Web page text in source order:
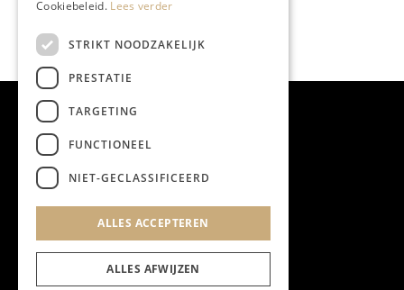
Cookiebeleid. Lees verder
STRIKT NOODZAKELIJK
PRESTATIE
TARGETING
FUNCTIONEEL
NIET-GECLASSIFICEERD
ALLES ACCEPTEREN
ALLES AFWIJZEN